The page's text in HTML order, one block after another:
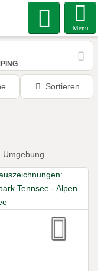
Menu
Sortieren
Umgebung